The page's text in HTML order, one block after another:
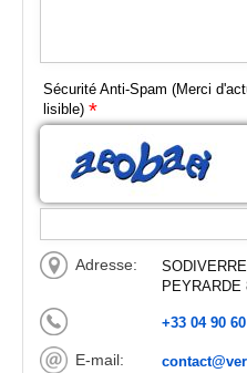
Sécurité Anti-Spam (Merci
lisible) *
PEYRARDE
Adresse:
+33 04 90
E-mail: